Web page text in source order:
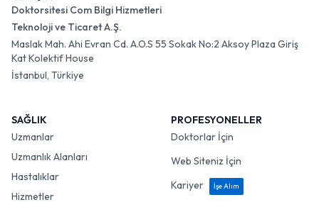
Doktorsitesi Com Bilgi Hizmetleri
Teknoloji ve Ticaret A.Ş.
Maslak Mah. Ahi Evran Cd. A.O.S 55 Sokak No:2 Aksoy Plaza Giriş
Kat Kolektif House
İstanbul, Türkiye
SAĞLIK
Uzmanlar
Uzmanlık Alanları
Hastalıklar
Hizmetler
PROFESYONELLER
Doktorlar İçin
Web Siteniz İçin
Kariyer
İşe Alım